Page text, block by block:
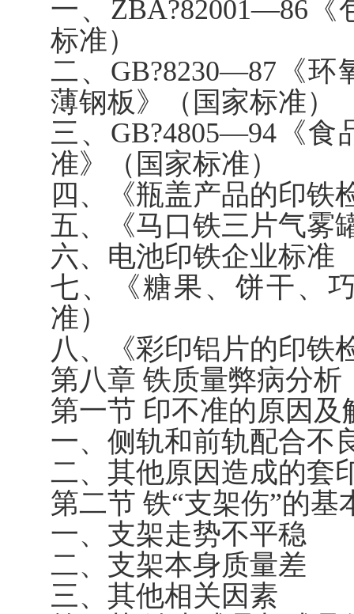
一、ZBA?82001—86
标准）
二、GB?8230—87《
薄钢板》（国家标准）
三、GB?4805—94《
准》（国家标准）
四、《瓶盖产品的印铁
五、《马口铁三片气雾
六、电池印铁企业标准
七、《糖果、饼干、
准）
八、《彩印铝片的印铁
第八章 铁质量弊病分析
第一节 印不准的原因及
一、侧轨和前轨配合不
二、其他原因造成的套
第二节 铁“支架伤”的基
一、支架走势不平稳
二、支架本身质量差
三、其他相关因素